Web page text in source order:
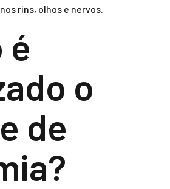
rins, olhos e nervos.
é
o
de